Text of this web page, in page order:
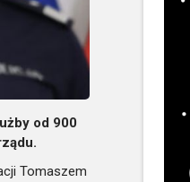
od 900
Tomaszem